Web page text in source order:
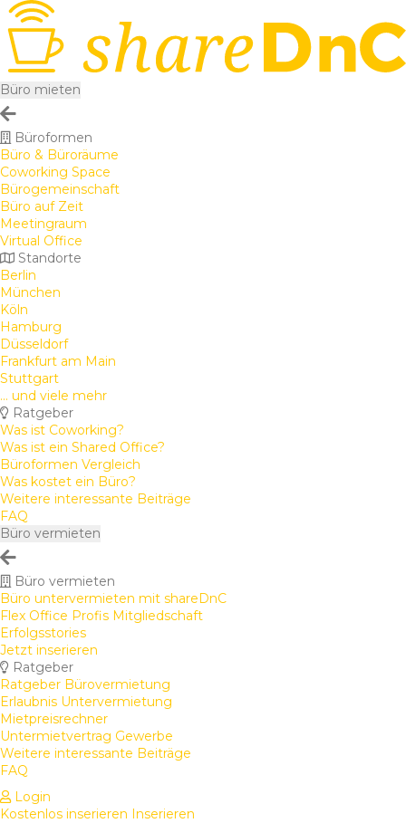
Büro mieten
Büroformen
Büro & Büroräume
Coworking Space
Bürogemeinschaft
Büro auf Zeit
Meetingraum
Virtual Office
Standorte
Berlin
München
Köln
Hamburg
Düsseldorf
Frankfurt am Main
Stuttgart
... und viele mehr
Ratgeber
Was ist Coworking?
Was ist ein Shared Office?
Büroformen Vergleich
Was kostet ein Büro?
Weitere interessante Beiträge
FAQ
Büro vermieten
Büro vermieten
Büro untervermieten mit shareDnC
Flex Office Profis Mitgliedschaft
Erfolgsstories
Jetzt inserieren
Ratgeber
Ratgeber Bürovermietung
Erlaubnis Untervermietung
Mietpreisrechner
Untermietvertrag Gewerbe
Weitere interessante Beiträge
FAQ
Login
Kostenlos inserieren Inserieren